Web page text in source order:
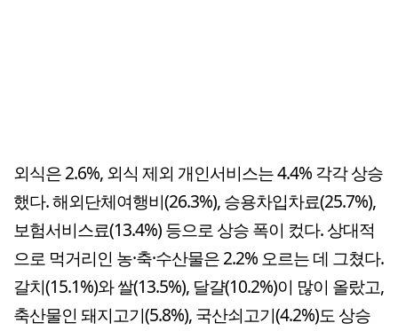
외식은 2.6%, 외식 제외 개인서비스는 4.4% 각각 상승
했다. 해외단체여행비(26.3%), 승용차입차료(25.7%),
보험서비스료(13.4%) 등으로 상승 폭이 컸다. 상대적
으로 먹거리인 농·축·수산물은 2.2% 오르는 데 그쳤다.
갈치(15.1%)와 쌀(13.5%), 달걀(10.2%)이 많이 올랐고,
축산물인 돼지고기(5.8%), 국산쇠고기(4.2%)도 상승